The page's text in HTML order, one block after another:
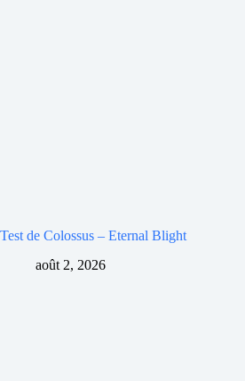
Test de Colossus – Eternal Blight
août 2, 2026